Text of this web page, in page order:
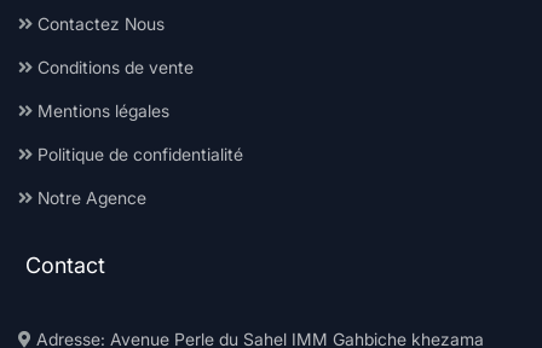
Contactez Nous
Conditions de vente
Mentions légales
Politique de confidentialité
Notre Agence
Contact
Adresse: Avenue Perle du Sahel IMM Gahbiche khezama